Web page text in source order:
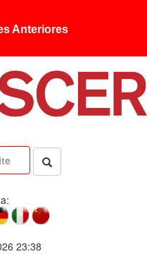
Anteriores
23:38